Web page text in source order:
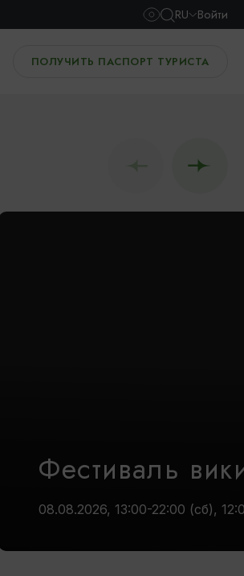
RU Войти
ПОЛУЧИТЬ ПАСПОРТ ТУРИСТА
Фестиваль
08.08.2026, 13:00-22:00 (сб),